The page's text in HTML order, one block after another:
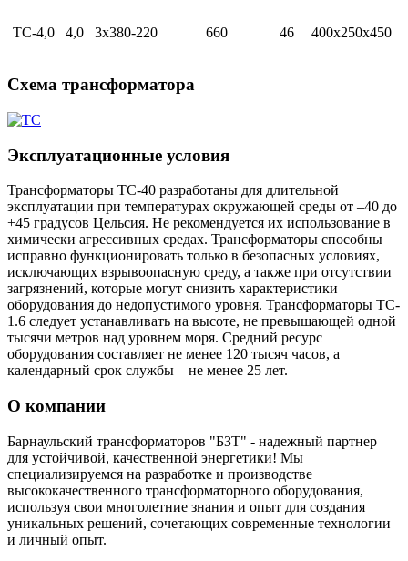
ТС-4,0 4,0 3х380-220 660 46 400х250х450⁠
Схема трансформатора
Эксплуатационные условия
Трансформаторы TC-40 разработаны для длительной
эксплуатации при температурах окружающей среды от –40 до
+45 градусов Цельсия. Не рекомендуется их использование в
химически агрессивных средах. Трансформаторы способны
исправно функционировать только в безопасных условиях,
исключающих взрывоопасную среду, а также при отсутствии
загрязнений, которые могут снизить характеристики
оборудования до недопустимого уровня. Трансформаторы TC-
1.6 следует устанавливать на высоте, не превышающей одной
тысячи метров над уровнем моря. Средний ресурс
оборудования составляет не менее 120 тысяч часов, а
календарный срок службы – не менее 25 лет.
О компании
Барнаульский трансформаторов "БЗТ" - надежный партнер
для устойчивой, качественной энергетики! Мы
специализируемся на разработке и производстве
высококачественного трансформаторного оборудования,
используя свои многолетние знания и опыт для создания
уникальных решений, сочетающих современные технологии
и личный опыт.